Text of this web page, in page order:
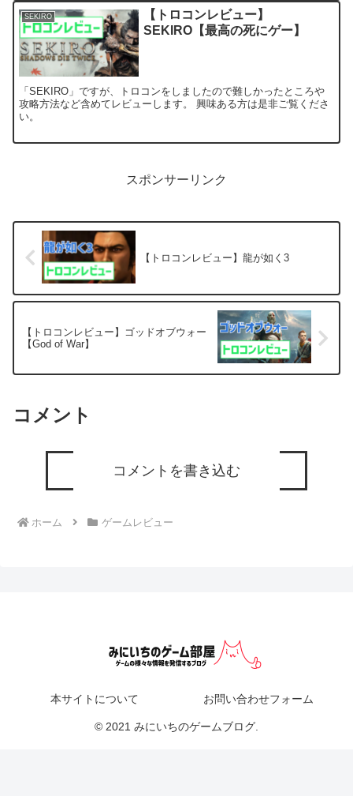
SEKIRO
【トロコンレビュー】
SEKIRO【最高の死にゲー】
「SEKIRO」ですが、トロコンをしましたので難しかったところや
攻略方法など含めてレビューします。 興味ある方は是非ご覧くださ
い。
スポンサーリンク
【トロコンレビュー】龍が如く3
【トロコンレビュー】ゴッドオブウォー
【God of War】
コメント
コメントを書き込む
ホーム ゲームレビュー
本サイトについて お問い合わせフォーム
© 2021 みにいちのゲームブログ.